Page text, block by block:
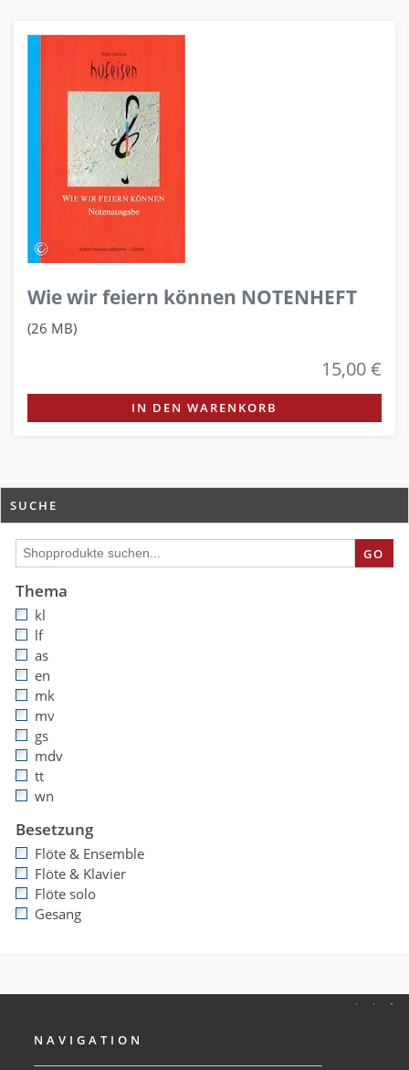
Wie wir feiern können NOTENHEFT
(26 MB)
15,00 €
IN DEN WARENKORB
SUCHE
GO
Thema
kl
lf
as
en
mk
mv
gs
mdv
tt
wn
Besetzung
Flöte & Ensemble
Flöte & Klavier
Flöte solo
Gesang
NAVIGATION